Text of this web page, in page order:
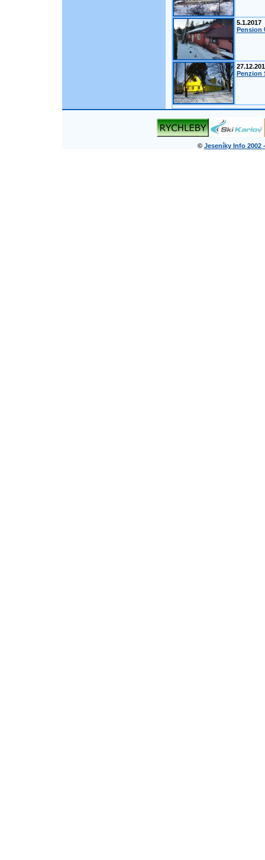
5.1.2017
Pension
Penzion
© Jeseníky Info 2002